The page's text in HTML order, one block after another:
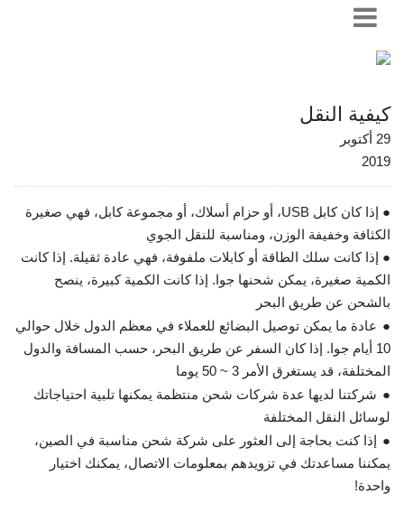
كيفية النقل
29 أكتوبر
2019
● إذا كان كابل USB، أو حزام أسلاك، أو مجموعة كابل، فهي صغيرة
الكثافة وخفيفة الوزن، ومناسبة للنقل الجوي
● إذا كانت سلك الطاقة أو كابلات ملفوفة، فهي عادة ثقيلة. إذا كانت
الكمية صغيرة، يمكن شحنها جوا. إذا كانت الكمية كبيرة، ينصح
بالشحن عن طريق البحر
● عادة ما يمكن توصيل البضائع للعملاء في معظم الدول خلال حوالي
10 أيام جوا. إذا كان السفر عن طريق البحر، حسب المسافة والدول
المختلفة، قد يستغرق الأمر 3 ~ 50 يوما
● شركتنا لديها عدة شركات شحن منتظمة يمكنها تلبية احتياجاتك
لوسائل النقل المختلفة
● إذا كنت بحاجة إلى العثور على شركة شحن مناسبة في الصين،
يمكننا مساعدتك في تزويدهم بمعلومات الاتصال، يمكنك اختيار
واحدة!